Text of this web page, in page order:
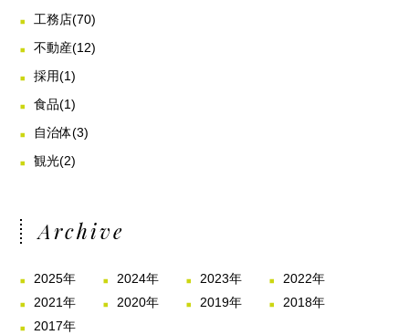
工務店(70)
不動産(12)
採用(1)
食品(1)
自治体(3)
観光(2)
Archive
2025年 2024年 2023年
2022年
2021年
2020年 2019年
2018年
2017年